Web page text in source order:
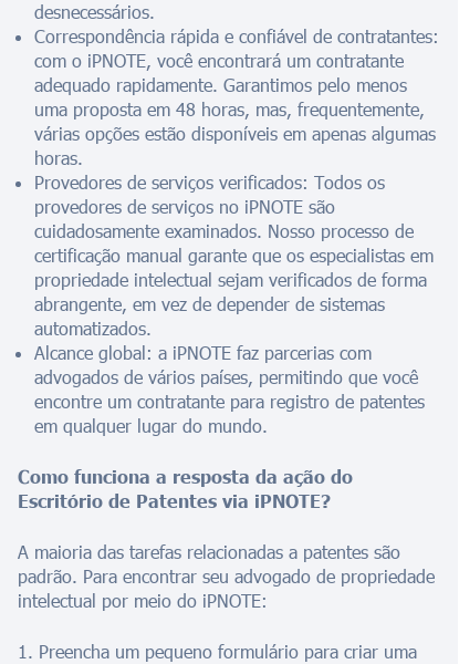
desnecessários.
Correspondência rápida e confiável de contratantes:
com o iPNOTE, você encontrará um contratante
adequado rapidamente. Garantimos pelo menos
uma proposta em 48 horas, mas, frequentemente,
várias opções estão disponíveis em apenas algumas
horas.
Provedores de serviços verificados: Todos os
provedores de serviços no iPNOTE são
cuidadosamente examinados. Nosso processo de
certificação manual garante que os especialistas em
propriedade intelectual sejam verificados de forma
abrangente, em vez de depender de sistemas
automatizados.
Alcance global: a iPNOTE faz parcerias com
advogados de vários países, permitindo que você
encontre um contratante para registro de patentes
em qualquer lugar do mundo.
Como funciona a resposta da ação do
Escritório de Patentes via iPNOTE?
A maioria das tarefas relacionadas a patentes são
padrão. Para encontrar seu advogado de propriedade
intelectual por meio do iPNOTE:
1. Preencha um pequeno formulário para criar uma